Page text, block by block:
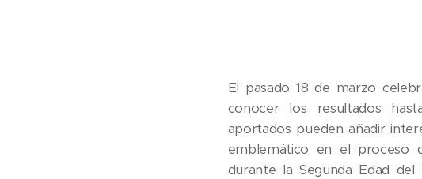
El pasado 18 de marzo
conocer los resultados
aportados pueden añadir
emblemático en el proceso
durante la Segunda Edad